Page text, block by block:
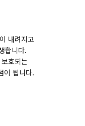
내려지고
합니다.
호되는
이 됩니다.